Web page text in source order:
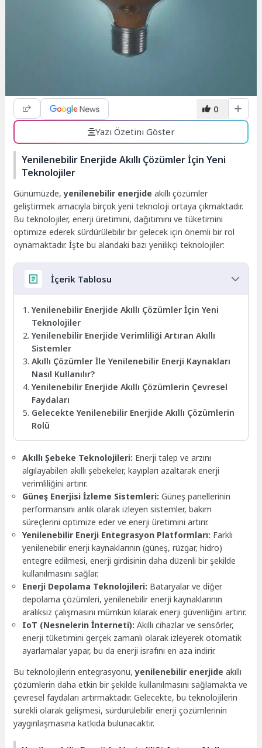
0
Yazı Özetini Göster
Yenilenebilir Enerjide Akıllı Çözümler İçin Yeni
Teknolojiler
Günümüzde,yenilenebilir enerjide akıllı çözümler
geliştirmek amacıyla birçok yeni teknoloji ortaya çıkmaktadır.
Bu teknolojiler, enerji üretimini, dağıtımını ve tüketimini
optimize ederek sürdürülebilir bir gelecek için önemli bir rol
oynamaktadır. İşte bu alandaki bazı yenilikçi teknolojiler:
İçerik Tablosu
Yenilenebilir Enerjide Akıllı Çözümler İçin Yeni
Teknolojiler
Yenilenebilir Enerjide Verimliliği Artıran Akıllı
Sistemler
Akıllı Çözümler İle Yenilenebilir Enerji Kaynakları
Nasıl Kullanılır?
Yenilenebilir Enerjide Akıllı Çözümlerin Çevresel
Faydaları
Gelecekte Yenilenebilir Enerjide Akıllı Çözümlerin
Rolü
Akıllı Şebeke Teknolojileri: Enerji talep ve arzını
algılayabilen akıllı şebekeler, kayıpları azaltarak enerji
verimliliğini artırır.
Güneş Enerjisi İzleme Sistemleri: Güneş panellerinin
performansını anlık olarak izleyen sistemler, bakım
süreçlerini optimize eder ve enerji üretimini artırır.
Yenilenebilir Enerji Entegrasyon Platformları: Farklı
yenilenebilir enerji kaynaklarının (güneş, rüzgar, hidro)
entegre edilmesi, enerji girdisinin daha düzenli bir şekilde
kullanılmasını sağlar.
Enerji Depolama Teknolojileri: Bataryalar ve diğer
depolama çözümleri, yenilenebilir enerji kaynaklarının
aralıksız çalışmasını mümkün kılarak enerji güvenliğini artırır.
IoT (Nesnelerin İnterneti): Akıllı cihazlar ve sensörler,
enerji tüketimini gerçek zamanlı olarak izleyerek otomatik
ayarlamalar yapar, bu da enerji israfını en aza indirir.
Bu teknolojilerin entegrasyonu,yenilenebilir enerjide akıllı
çözümlerin daha etkin bir şekilde kullanılmasını sağlamakta ve
çevresel faydaları artırmaktadır. Gelecekte, bu teknolojilerin
sürekli olarak gelişmesi, sürdürülebilir enerji çözümlerinin
yaygınlaşmasına katkıda bulunacaktır.